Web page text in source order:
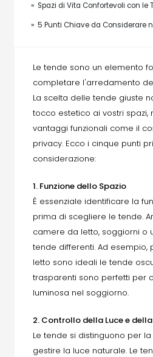
» Spazi di Vita Confortevoli con le
» 5 Punti Chiave da Considerare
Le tende sono un elemento
completare l'arredamento
La scelta delle tende giuste
tocco estetico ai vostri spazi,
vantaggi funzionali come il
privacy. Ecco i cinque punti
considerazione:
1. Funzione dello Spazio
È essenziale identificare la
prima di scegliere le tende.
camere da letto, soggiorni o
tende differenti. Ad
letto sono ideali le tende
trasparenti sono perfetti per
luminosa nel soggiorno.
2. Controllo della Luce e
Le tende si distinguono per
gestire la luce naturale. Le